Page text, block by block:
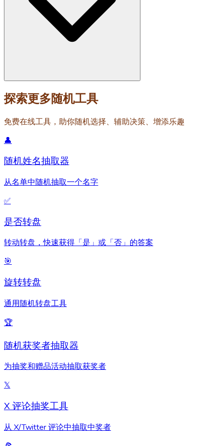
探索更多随机工具
免费在线工具，助你随机选择、辅助决策、增添乐趣
👤
随机姓名抽取器
从名单中随机抽取一个名字
✅
是否转盘
转动转盘，快速获得「是」或「否」的答案
🎯
旋转转盘
通用随机转盘工具
🏆
随机获奖者抽取器
为抽奖和赠品活动抽取获奖者
𝕏
X 评论抽奖工具
从 X/Twitter 评论中抽取中奖者